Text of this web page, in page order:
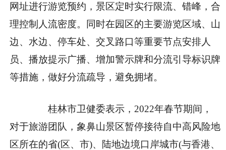
网址进行游览预约，景区定时实行限流、错峰，合
理控制人流密度。同时在园区的主要游览区域、山
边、水边、停车处、交叉路口等重要节点安排人
员、播放提示广播、增加警示牌和分流引导标识牌
等措施，做好分流疏导，避免拥堵。
桂林市卫健委表示，2022年春节期间，
对于旅游团队，象鼻山景区暂停接待自中高风险地
区所在的省(区、市)、陆地边境口岸城市(与香港、